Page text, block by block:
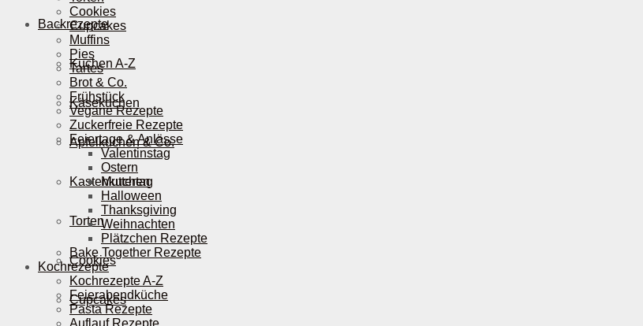
Backrezepte
Kuchen A-Z
Käsekuchen
Apfelkuchen & Co.
Kastenkuchen
Torten
Cookies
Cupcakes
Cookies
Cupcakes
Muffins
Pies
Tartes
Brot & Co.
Frühstück
Vegane Rezepte
Zuckerfreie Rezepte
Feiertage & Anlässe
Valentinstag
Ostern
Muttertag
Halloween
Thanksgiving
Weihnachten
Plätzchen Rezepte
Bake Together Rezepte
Kochrezepte
Kochrezepte A-Z
Feierabendküche
Pasta Rezepte
Auflauf Rezepte